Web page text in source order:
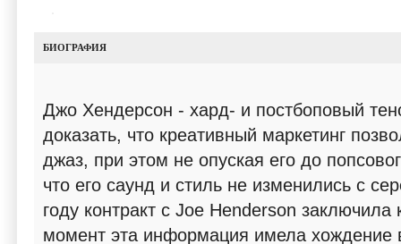
БИОГРАФИЯ
Джо Хендерсон - хард- и постбоповый
доказать, что креативный маркетинг
джаз, при этом не опуская его до
что его саунд и стиль не изменились с
году контракт с Joe Henderson
момент эта информация имела хождение